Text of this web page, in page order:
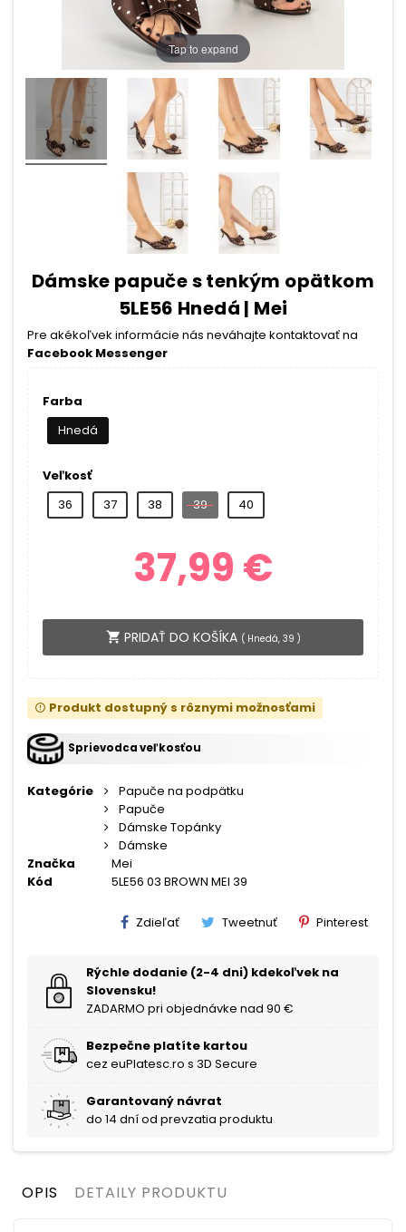
Tap to expand
Dámske papuče s tenkým opätkom
5LE56 Hnedá | Mei
Pre akékoľvek informácie nás neváhajte kontaktovať na
Facebook Messenger
Farba
Hnedá
Veľkosť
36
37 38 39 40
37,99 €
shopping_cart PRIDAŤ DO KOŠÍKA ( Hnedá, 39 )
error_outline Produkt dostupný s rôznymi možnosťami
Sprievodca veľkosťou
Kategórie
Papuče na podpätku
Papuče
Dámske Topánky
Dámske
Značka
Mei
Kód
5LE56 03 BROWN MEI 39
Zdieľať Tweetnuť Pinterest
Rýchle dodanie (2-4 dni) kdekoľvek na
Slovensku!
ZADARMO pri objednávke nad 90 €
Bezpečne platíte kartou
cez euPlatesc.ro s 3D Secure
Garantovaný návrat
do 14 dní od prevzatia produktu
OPIS DETAILY PRODUKTU